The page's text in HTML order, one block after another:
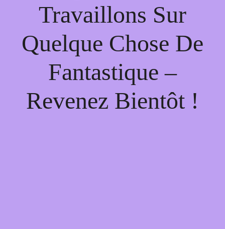
Travaillons Sur
Quelque Chose De
Fantastique –
Revenez Bientôt !